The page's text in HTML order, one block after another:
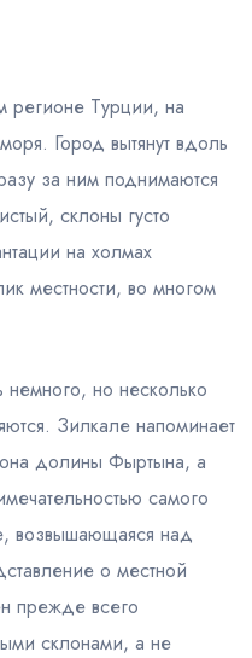
регионе Турции, на
Город вытянут вдоль
за ним поднимаются
склоны густо
на холмах
местности, во многом
немного, но несколько
Зилкале напоминает
долины Фыртына, а
самого
возвышающаяся над
о местной
прежде всего
склонами, а не